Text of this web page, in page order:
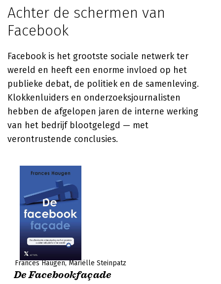
Achter de schermen van
Facebook
Facebook is het grootste sociale netwerk ter
wereld en heeft een enorme invloed op het
publieke debat, de politiek en de samenleving.
Klokkenluiders en onderzoeksjournalisten
hebben de afgelopen jaren de interne werking
van het bedrijf blootgelegd — met
verontrustende conclusies.
Frances Haugen Mariëlle Steinpatz
De Facebookfaçade